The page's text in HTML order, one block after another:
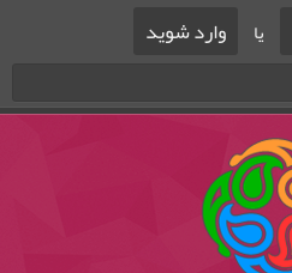
یا وارد شوید